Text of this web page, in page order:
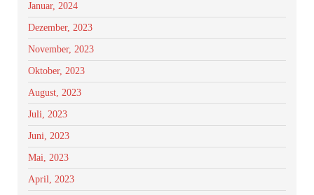
Januar, 2024
Dezember, 2023
November, 2023
Oktober, 2023
August, 2023
Juli, 2023
Juni, 2023
Mai, 2023
April, 2023